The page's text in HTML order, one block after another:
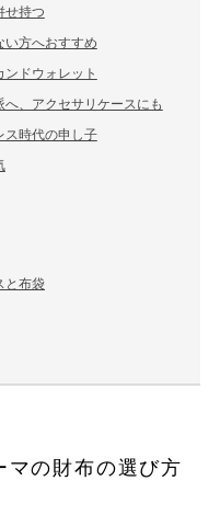
せ持つ
い方へおすすめ
ンドウォレット
へ、アクセサリケースにも
ス時代の申し子
と布袋
の財布の選び方